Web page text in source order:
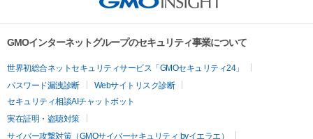
GMOインターネットグループのセキュリティ事業について
世界初総合ネットセキュリティサービス「GMOセキュリティ24」
パスワード漏洩診断
Webサイトリスク診断
セキュリティ相談AIチャットボット
実在証明・盗聴対策
サイバー攻撃対策（GMOサイバーセキュリティ byイエラエ）